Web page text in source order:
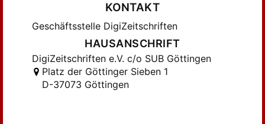
KONTAKT
Geschäftsstelle DigiZeitschriften
HAUSANSCHRIFT
DigiZeitschriften e.V. c/o SUB Göttingen
Platz der Göttinger Sieben 1
D-37073 Göttingen